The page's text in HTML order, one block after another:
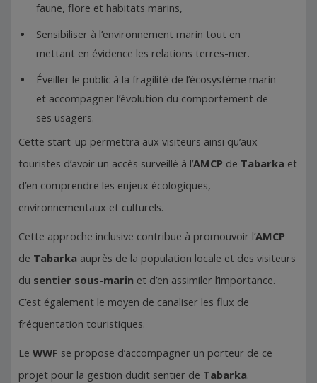
faune, flore et habitats marins,
Sensibiliser à l’environnement marin tout en
mettant en évidence les relations terres-mer.
Éveiller le public à la fragilité de l’écosystème marin
et accompagner l’évolution du comportement de
ses usagers.
Cette start-up permettra aux visiteurs ainsi qu’aux
touristes d’avoir un accès surveillé à l’AMCP de Tabarka et
d’en comprendre les enjeux écologiques,
environnementaux et culturels.
Cette approche inclusive contribue à promouvoir l’AMCP
de Tabarka auprès de la population locale et des visiteurs
du sentier sous-marin et d’en assimiler l’importance.
C’est également le moyen de canaliser les flux de
fréquentation touristiques.
Le WWF se propose d’accompagner un porteur de ce
projet pour la gestion dudit sentier de Tabarka.